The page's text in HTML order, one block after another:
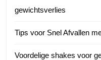
gewichtsverlies
Tips voor Snel Afvallen
Voordelige shakes voor